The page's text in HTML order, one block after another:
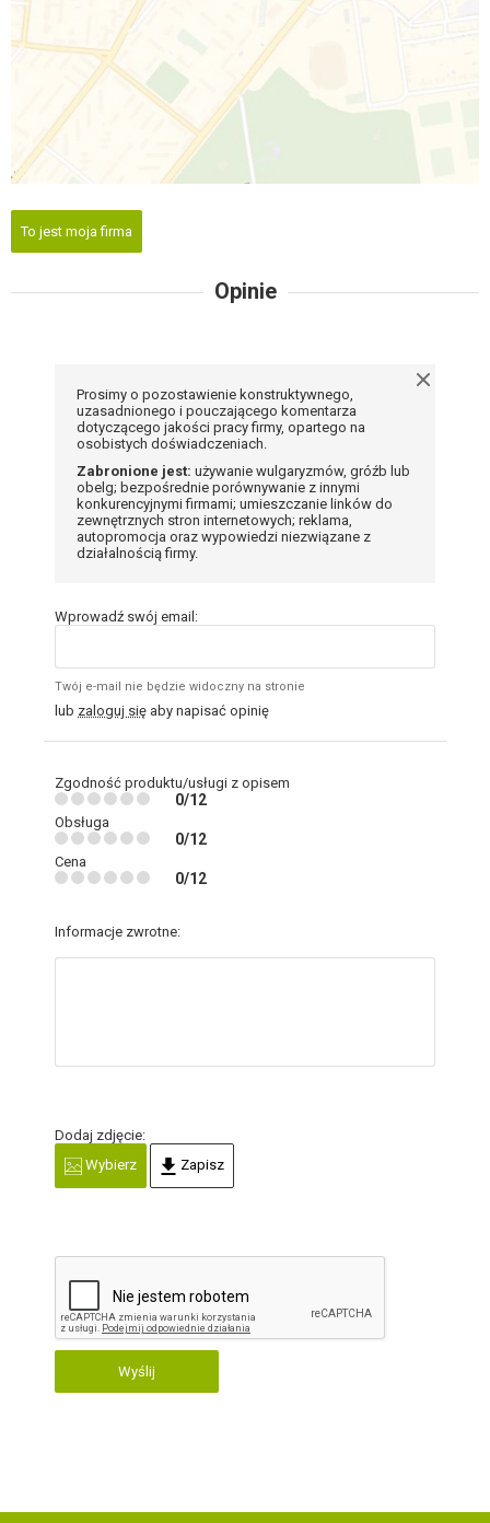
To jest moja firma
Opinie
Prosimy o pozostawienie konstruktywnego,
uzasadnionego i pouczającego komentarza
dotyczącego jakości pracy firmy, opartego na
osobistych doświadczeniach.
Zabronione jest: używanie wulgaryzmów, gróźb lub
obelg; bezpośrednie porównywanie z innymi
konkurencyjnymi firmami; umieszczanie linków do
zewnętrznych stron internetowych; reklama,
autopromocja oraz wypowiedzi niezwiązane z
działalnością firmy.
Wprowadź swój email:
Twój e-mail nie będzie widoczny na stronie
lub zaloguj się aby napisać opinię
Zgodność produktu/usługi z opisem
0/12
Obsługa
0/12
Cena
0/12
Informacje zwrotne:
Dodaj zdjęcie:
Wybierz
Zapisz
Wyślij